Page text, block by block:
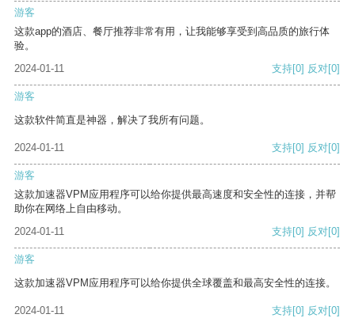
游客
这款app的酒店、餐厅推荐非常有用，让我能够享受到高品质的旅行体
验。
2024-01-11
支持[0] 反对[0]
游客
这款软件简直是神器，解决了我所有问题。
2024-01-11 支持[0] 反对[0]
游客
这款加速器VPM应用程序可以给你提供最高速度和安全性的连接，并帮
助你在网络上自由移动。
2024-01-11
支持[0] 反对[0]
游客
这款加速器VPM应用程序可以给你提供全球覆盖和最高安全性的连接。
2024-01-11 支持[0] 反对[0]